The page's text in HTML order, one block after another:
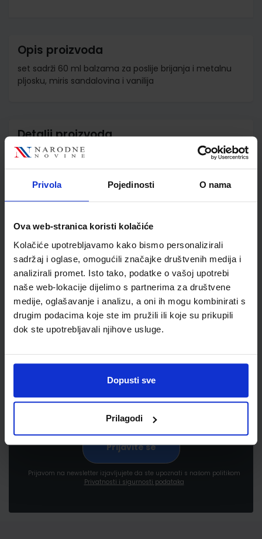
Privola Pojedinosti O nama
Ova web-stranica koristi kolačiće
Kolačiće upotrebljavamo kako bismo personalizirali
sadržaj i oglase, omogućili značajke društvenih medija i
analizirali promet. Isto tako, podatke o vašoj upotrebi
naše web-lokacije dijelimo s partnerima za društvene
medije, oglašavanje i analizu, a oni ih mogu kombinirati s
drugim podacima koje ste im pružili ili koje su prikupili
dok ste upotrebljavali njihove usluge.
Dopusti sve
Prilagodi
Opis proizvoda
set sadrži 60 ml balzama za poslije brijanja i metalnu
pljosku, miris sandalovina i vanilija
Detalji proizvoda
Šifra proizvoda
Jedinična mjera
kom
Newsletter prijava
Prijavom na newsletter izjavljujete da ste upoznati s našom politikom
Privatnosti i sigurnosti podataka